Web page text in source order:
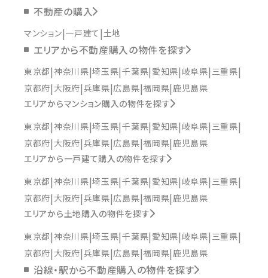
不動産の購入
マンション 一戸建て 土地
エリアから不動産購入の物件を探す
東京都 神奈川県 埼玉県 千葉県 愛知県 岐阜県 三重県
京都府 大阪府 兵庫県 広島県 福岡県 鹿児島県
エリアからマンション購入の物件を探す
東京都 神奈川県 埼玉県 千葉県 愛知県 岐阜県 三重県
京都府 大阪府 兵庫県 広島県 福岡県 鹿児島県
エリアから一戸建て購入の物件を探す
東京都 神奈川県 埼玉県 千葉県 愛知県 岐阜県 三重県
京都府 大阪府 兵庫県 広島県 福岡県 鹿児島県
エリアから土地購入の物件を探す
東京都 神奈川県 埼玉県 千葉県 愛知県 岐阜県 三重県
京都府 大阪府 兵庫県 広島県 福岡県 鹿児島県
沿線・駅から不動産購入の物件を探す